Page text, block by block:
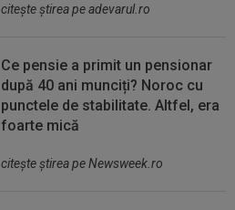
citeşte ştirea pe adevarul.ro
Ce pensie a primit un pensionar
după 40 ani munciți? Noroc cu
punctele de stabilitate. Altfel, era
foarte mică
citeşte ştirea pe Newsweek.ro